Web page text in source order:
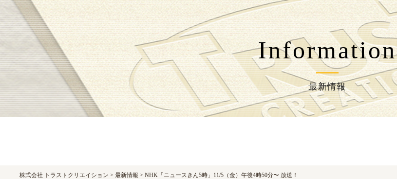
Warning: Undefined variable $postID in /home/trustcr/trust-cr.com/public_html/wp-content/themes/jpcrest-themes/functions.phpon line 217
Warning: Undefined variable $postID in/home/trustcr/trust-cr.com/public_html/wp-content/themes/jpcrest-themes/functions.phpon line226
Information
最新情報
株式会社 トラストクリエイション > 最新情報 > NHK「ニュースきん5時」11/5（金）午後4時50分〜 放送！